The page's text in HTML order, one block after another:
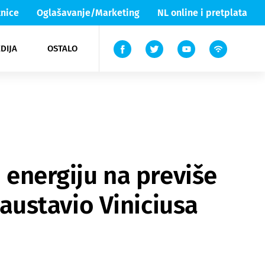
Oglašavanje/Marketing NL online i pretplata
OSTALO
Lika & Senj
TV
na previše
Viniciusa